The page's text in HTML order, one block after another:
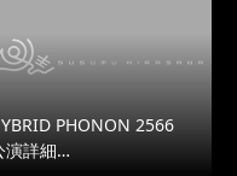
PHONON 2566
演詳細…